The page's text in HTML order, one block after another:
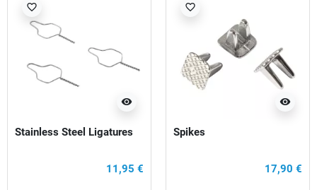
visibility
favorite_border
Stainless Steel Ligatures
11,95 €
visibility
favorite_border
Spikes
17,90 €